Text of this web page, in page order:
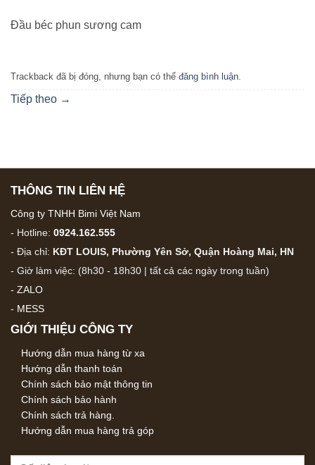
Đầu béc phun sương cam
Trackback đã bị đóng, nhưng bạn có thể đăng bình luận.
Tiếp theo →
THÔNG TIN LIÊN HỆ
Công ty TNHH Bimi Việt Nam
- Hotline: 0924.162.555
- Địa chỉ: KĐT LOUIS, Phường Yên Sở, Quận Hoàng Mai, HN
- Giờ làm việc: (8h30 - 18h30 | tất cả các ngày trong tuần)
- ZALO
- MESS
GIỚI THIỆU CÔNG TY
Hướng dẫn mua hàng từ xa
Hướng dẫn thanh toán
Chính sách bảo mật thông tin
Chính sách bảo hành
Chính sách trả hàng.
Hướng dẫn mua hàng trả góp